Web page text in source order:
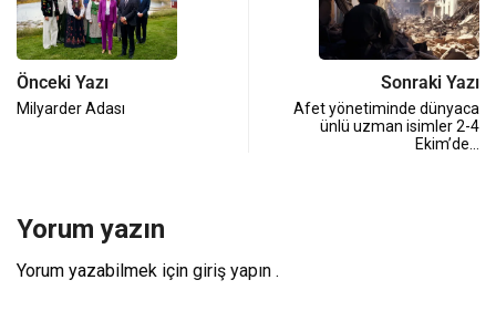
Önceki Yazı
Milyarder Adası
Sonraki Yazı
Afet yönetiminde dünyaca
ünlü uzman isimler 2-4
Ekim’de…
Yorum yazın
Yorum yazabilmek için giriş yapın .